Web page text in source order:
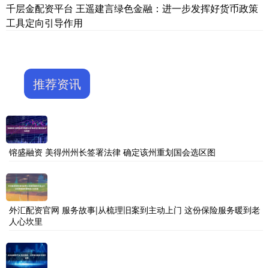
千层金配资平台 王遥建言绿色金融：进一步发挥好货币政策
工具定向引导作用
推荐资讯
镕盛融资 美得州州长签署法律 确定该州重划国会选区图
外汇配资官网 服务故事|从梳理旧案到主动上门 这份保险服务暖到老
人心坎里